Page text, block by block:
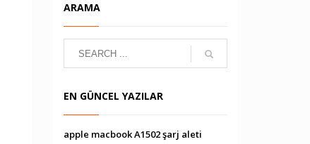
ARAMA
EN GÜNCEL YAZILAR
apple macbook A1502 şarj aleti